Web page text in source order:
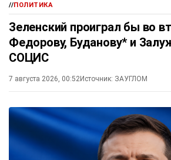
//ПОЛИТИКА
Зеленский проиграл бы во
Федорову, Буданову* и
СОЦИС
7 августа 2026, 00:52Источник: ЗАУГЛОМ